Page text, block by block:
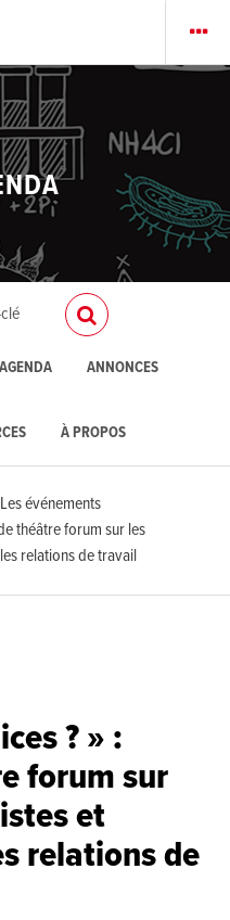
AGENDA ANNONCES
À PROPOS
Les événements
théâtre forum sur les
relations de travail
? » :
forum sur
et
relations de